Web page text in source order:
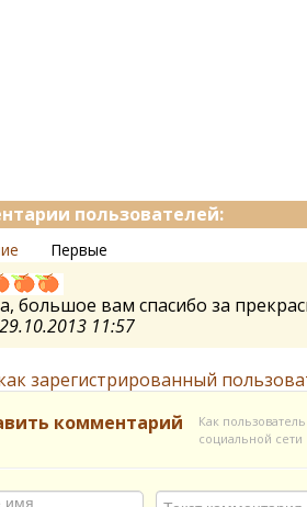
пользователей:
Первые
большое вам спасибо за
29.10.2013 11:57
зарегистрированный
комментарий
Как пользователь
социальной сети